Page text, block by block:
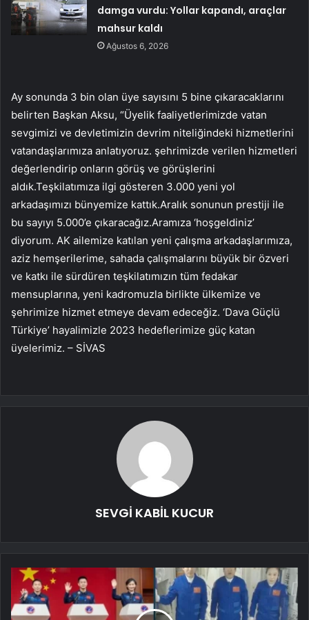
damga vurdu: Yollar kapandı, araçlar
mahsur kaldı
Ağustos 6, 2026
Ay sonunda 3 bin olan üye sayısını 5 bine çıkaracaklarını
belirten Başkan Aksu, “Üyelik faaliyetlerimizde vatan
sevgimizi ve devletimizin devrim niteliğindeki hizmetlerini
vatandaşlarımıza anlatıyoruz. şehrimizde verilen hizmetleri
değerlendirip onların görüş ve görüşlerini
aldık.Teşkilatımıza ilgi gösteren 3.000 yeni yol
arkadaşımızı bünyemize kattık.Aralık sonunun prestiji ile
bu sayıyı 5.000’e çıkaracağız.Aramıza ‘hoşgeldiniz’
diyorum. AK ailemize katılan yeni çalışma arkadaşlarımıza,
aziz hemşerilerime, sahada çalışmalarını büyük bir özveri
ve katkı ile sürdüren teşkilatımızın tüm fedakar
mensuplarına, yeni kadromuzla birlikte ülkemize ve
şehrimize hizmet etmeye devam edeceğiz. ‘Dava Güçlü
Türkiye’ hayalimizle 2023 hedeflerimize güç katan
üyelerimiz. – SİVAS
SEVGİ KABİL KUCUR